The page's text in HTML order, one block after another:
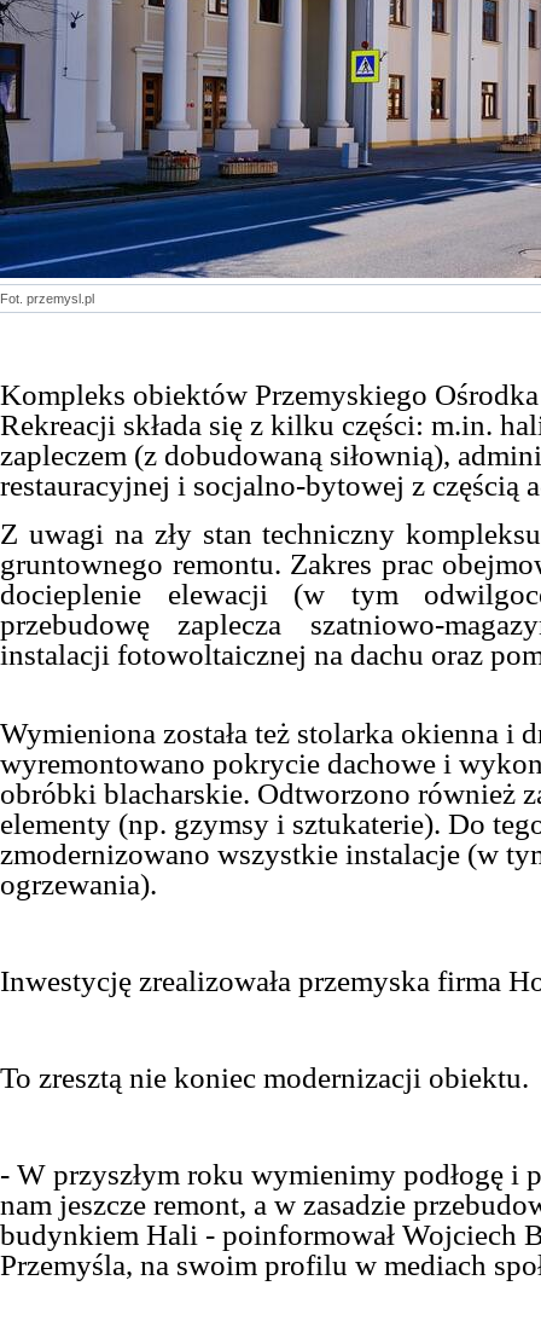
Fot. przemysl.pl
Kompleks obiektów Przemyskiego
Rekreacji składa się z kilku części: m.in.
zapleczem (z dobudowaną siłownią),
restauracyjnej i socjalno-bytowej z częścią
Z uwagi na zły stan techniczny
gruntownego remontu. Zakres prac
docieplenie elewacji (w tym
przebudowę zaplecza szatniowo-
instalacji fotowoltaicznej na dachu oraz
Wymieniona została też stolarka okienna i
wyremontowano pokrycie dachowe i
obróbki blacharskie. Odtworzono również
elementy (np. gzymsy i sztukaterie). Do
zmodernizowano wszystkie instalacje (w
ogrzewania).
Inwestycję zrealizowała przemyska firma
To zresztą nie koniec modernizacji obiektu.
- W przyszłym roku wymienimy podłogę i
nam jeszcze remont, a w zasadzie
budynkiem Hali - poinformował Wojciech
Przemyśla, na swoim profilu w mediach